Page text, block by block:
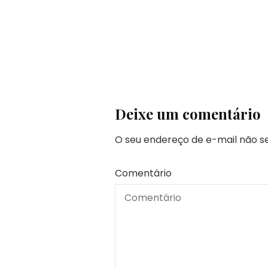
Deixe um comentário
O seu endereço de e-mail não
Comentário